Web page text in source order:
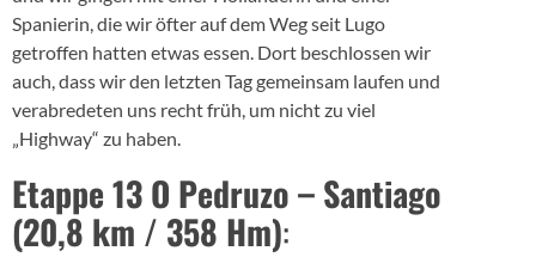
Spanierin, die wir öfter auf dem Weg seit Lugo
getroffen hatten etwas essen. Dort beschlossen wir
auch, dass wir den letzten Tag gemeinsam laufen und
verabredeten uns recht früh, um nicht zu viel
„Highway“ zu haben.
Etappe 13 O Pedruzo – Santiago
(20,8 km / 358 Hm):